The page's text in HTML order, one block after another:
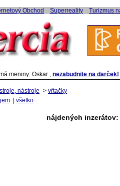
Obchod Superreality Turizmus
meniny: Oskar , nezabudnite na darček!
nástroje -> vŕtačky
všetko
nájdených inzerátov: